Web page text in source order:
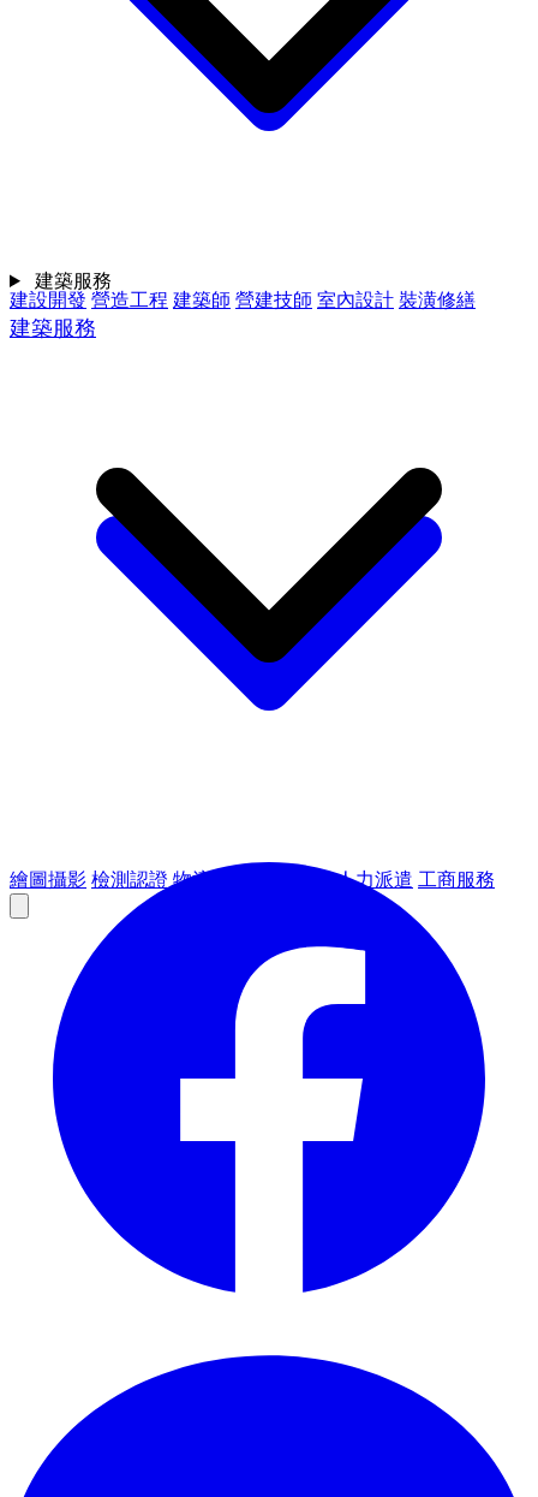
建設開發 營造工程 建築師 營建技師 室內設計 裝潢修繕
建築服務
繪圖攝影 檢測認證 物流倉儲 人力派遣 工商服務
建築服務